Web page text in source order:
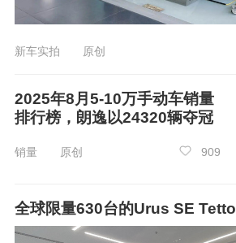
合得分为4.59分，YOUNG光小
G光小新的对比选车内容，看完
谁呢？
新车实拍 原创
2025年8月5-10万手动车销量
排行榜，朗逸以24320辆夺冠
销量 原创 909
全球限量630台的Urus SE